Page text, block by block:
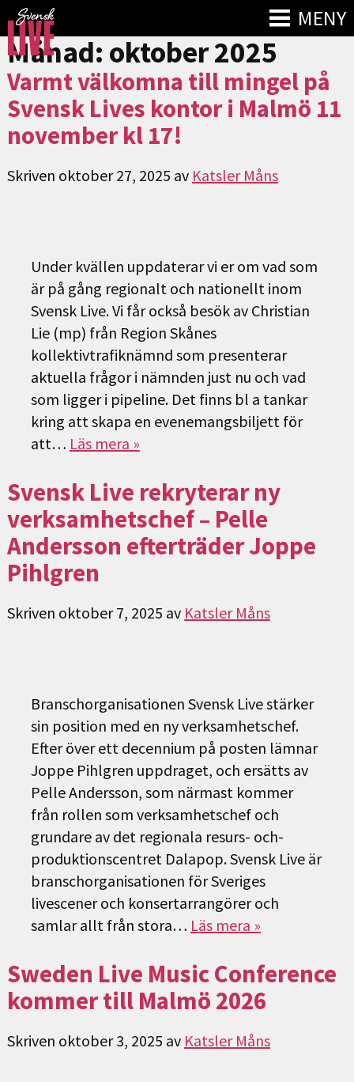
MENY
Månad: oktober 2025
Varmt välkomna till mingel på
Svensk Lives kontor i Malmö 11
november kl 17!
Skriven oktober 27, 2025 av Katsler Måns
Under kvällen uppdaterar vi er om vad som
är på gång regionalt och nationellt inom
Svensk Live. Vi får också besök av Christian
Lie (mp) från Region Skånes
kollektivtrafiknämnd som presenterar
aktuella frågor i nämnden just nu och vad
som ligger i pipeline. Det finns bl a tankar
kring att skapa en evenemangsbiljett för
att… Läs mera »
Svensk Live rekryterar ny
verksamhetschef – Pelle
Andersson efterträder Joppe
Pihlgren
Skriven oktober 7, 2025 av Katsler Måns
Branschorganisationen Svensk Live stärker
sin position med en ny verksamhetschef.
Efter över ett decennium på posten lämnar
Joppe Pihlgren uppdraget, och ersätts av
Pelle Andersson, som närmast kommer
från rollen som verksamhetschef och
grundare av det regionala resurs- och-
produktionscentret Dalapop. Svensk Live är
branschorganisationen för Sveriges
livescener och konsertarrangörer och
samlar allt från stora… Läs mera »
Sweden Live Music Conference
kommer till Malmö 2026
Skriven oktober 3, 2025 av Katsler Måns